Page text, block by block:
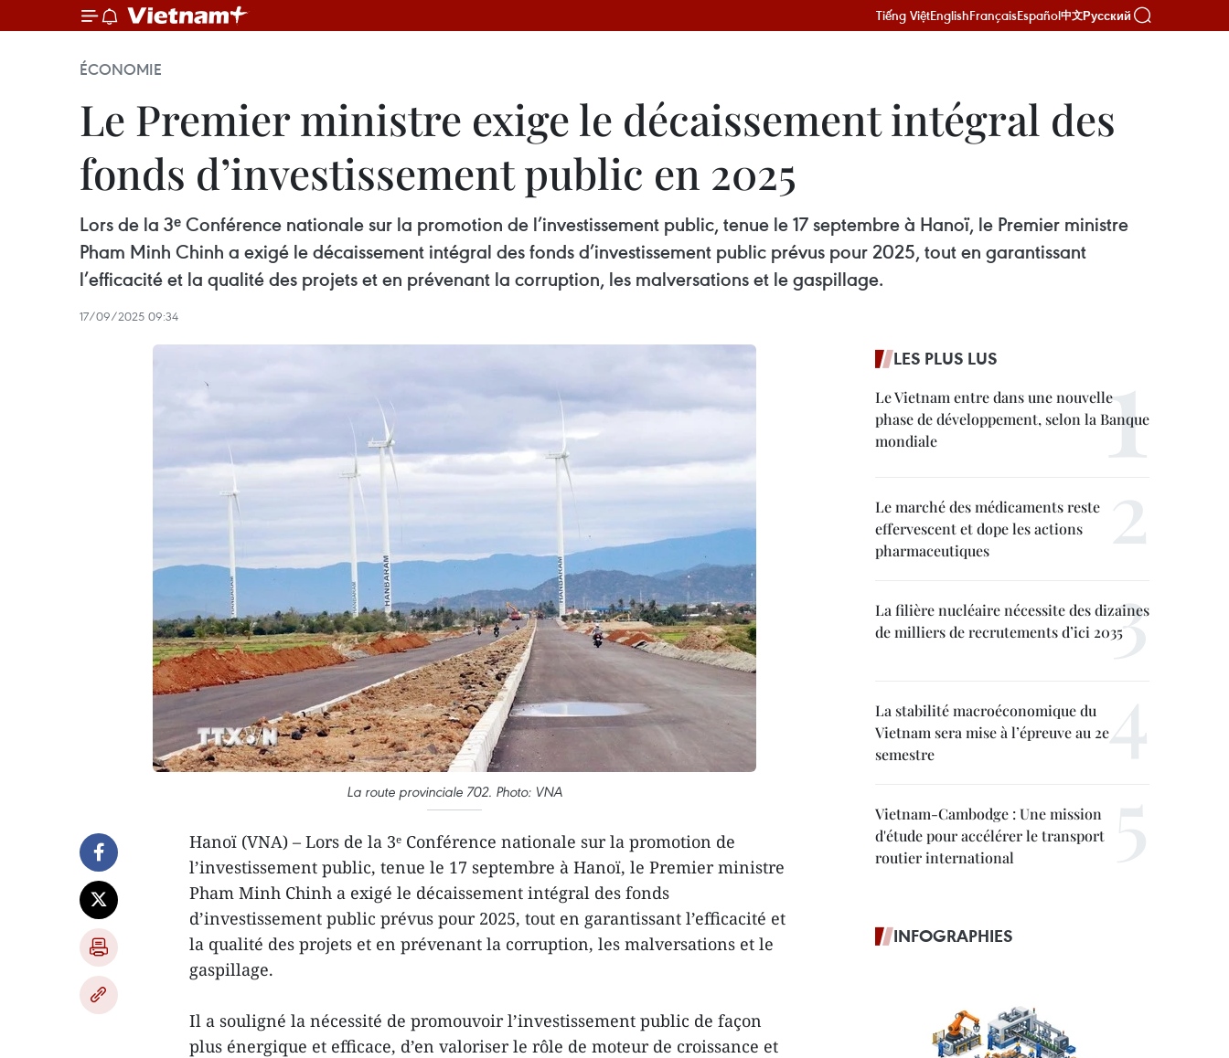
Tiếng ViệtEnglishFrançaisEspañol中文Русский
ÉCONOMIE
Le Premier ministre exige le décaissement intégral des
fonds d’investissement public en 2025
Lors de la 3ᵉ Conférence nationale sur la promotion de l’investissement public, tenue le 17 septembre à Hanoï, le Premier ministre
Pham Minh Chinh a exigé le décaissement intégral des fonds d’investissement public prévus pour 2025, tout en garantissant
l’efficacité et la qualité des projets et en prévenant la corruption, les malversations et le gaspillage.
17/09/2025 09:34
La route provinciale 702. Photo: VNA
Hanoï (VNA) – Lors de la 3ᵉ Conférence nationale sur la promotion de
l’investissement public, tenue le 17 septembre à Hanoï, le Premier ministre
Pham Minh Chinh a exigé le décaissement intégral des fonds
d’investissement public prévus pour 2025, tout en garantissant l’efficacité et
la qualité des projets et en prévenant la corruption, les malversations et le
gaspillage.
Il a souligné la nécessité de promouvoir l’investissement public de façon
plus énergique et efficace, d’en valoriser le rôle de moteur de croissance et
LES PLUS LUS
Le Vietnam entre dans une nouvelle
phase de développement, selon la Banque
mondiale
Le marché des médicaments reste
effervescent et dope les actions
pharmaceutiques
La filière nucléaire nécessite des dizaines
de milliers de recrutements d’ici 2035
La stabilité macroéconomique du
Vietnam sera mise à l’épreuve au 2e
semestre
Vietnam-Cambodge : Une mission
d'étude pour accélérer le transport
routier international
INFOGRAPHIES